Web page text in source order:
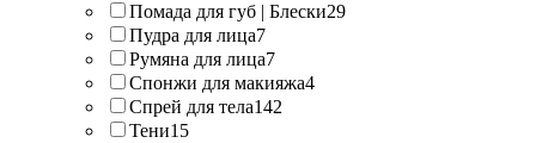
Помада для губ | Блески29
Пудра для лица7
Румяна для лица7
Спонжи для макияжа4
Спрей для тела142
Тени15